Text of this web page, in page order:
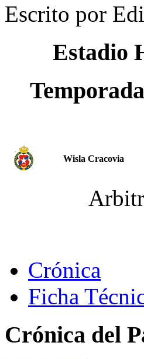
Escrito por
Estadio
Wisla Cracovia
Crónica
Ficha
Crónica del